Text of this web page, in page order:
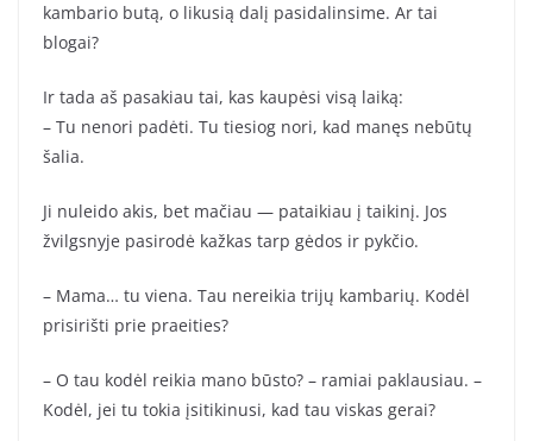
kambario butą, o likusią dalį pasidalinsime. Ar tai
blogai?
Ir tada aš pasakiau tai, kas kaupėsi visą laiką:
– Tu nenori padėti. Tu tiesiog nori, kad manęs nebūtų
šalia.
Ji nuleido akis, bet mačiau — pataikiau į taikinį. Jos
žvilgsnyje pasirodė kažkas tarp gėdos ir pykčio.
– Mama… tu viena. Tau nereikia trijų kambarių. Kodėl
prisirišti prie praeities?
– O tau kodėl reikia mano būsto? – ramiai paklausiau. –
Kodėl, jei tu tokia įsitikinusi, kad tau viskas gerai?